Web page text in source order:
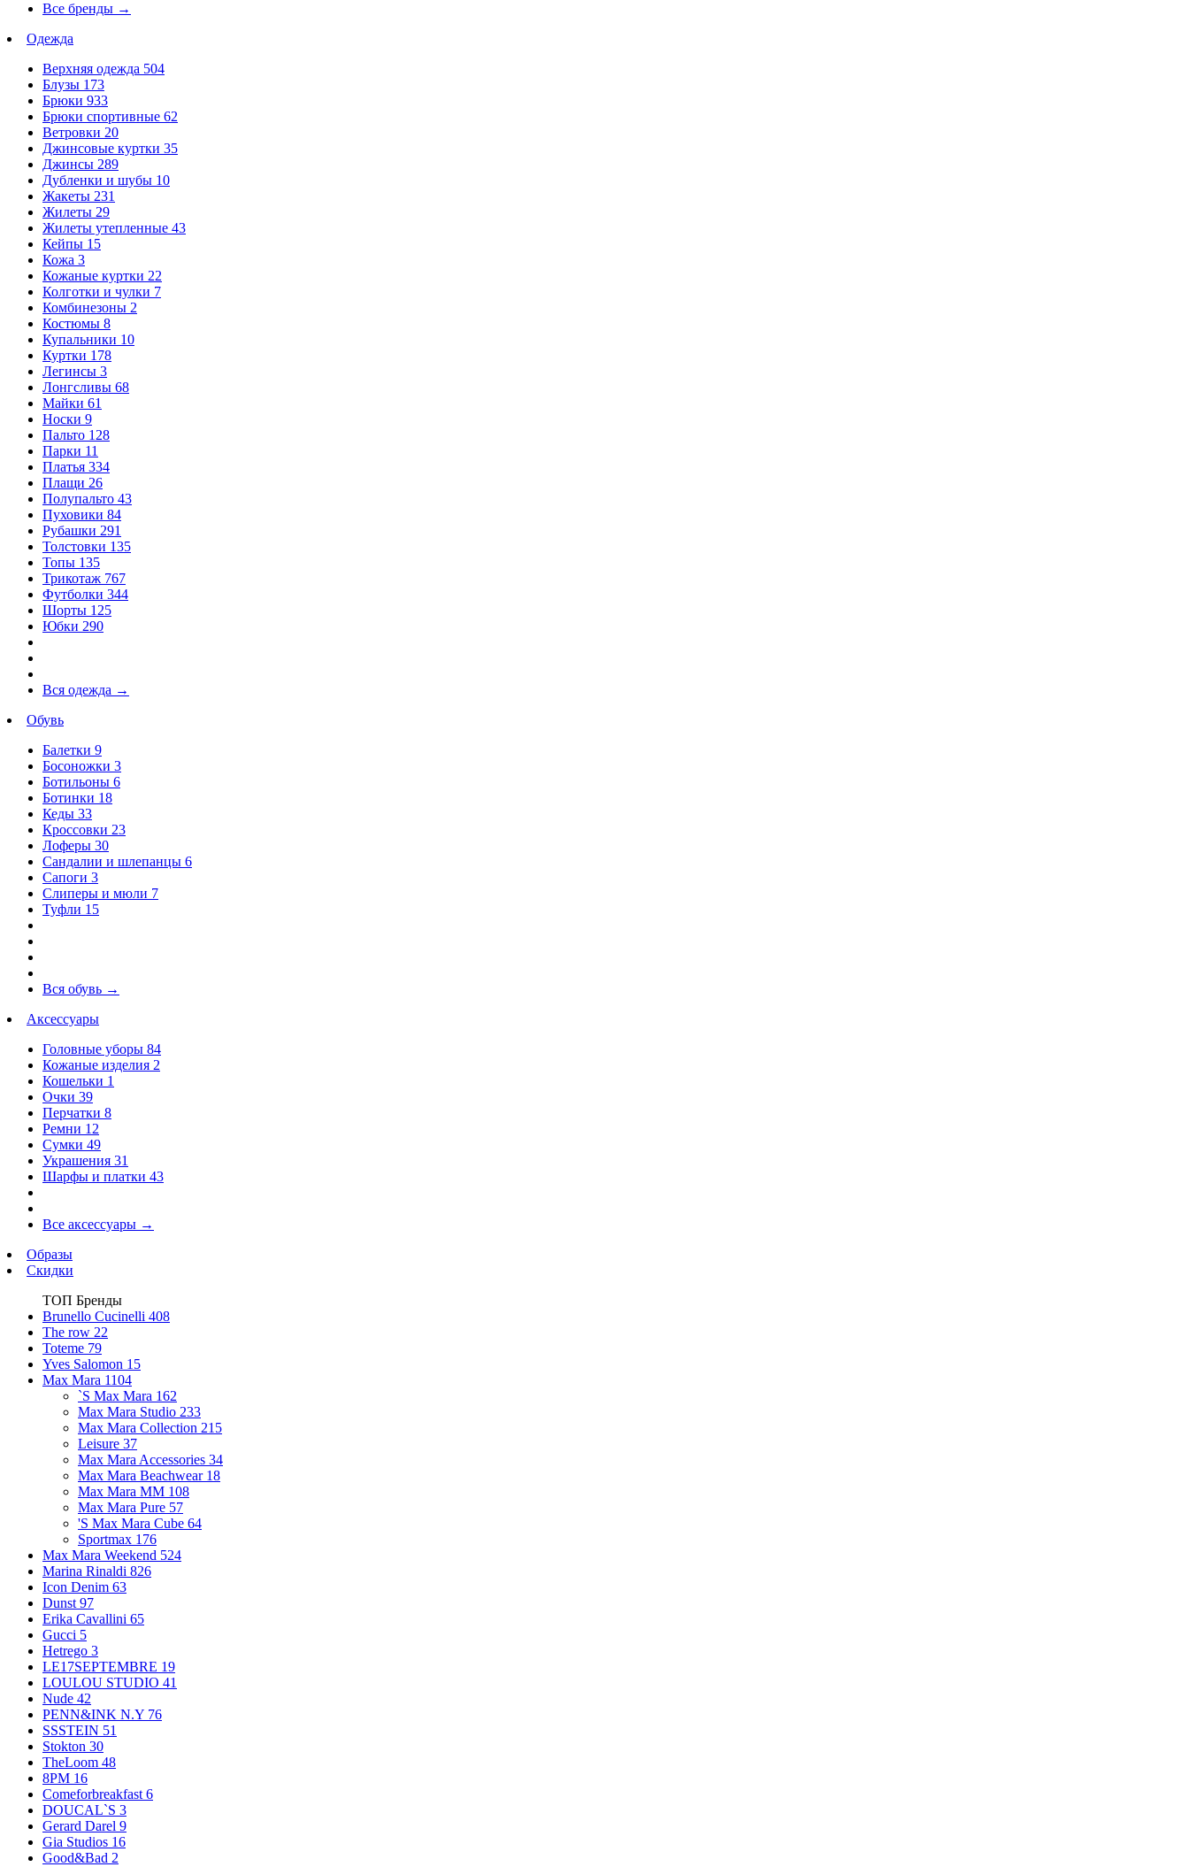
Все бренды →
Одежда
Верхняя одежда 504
Блузы 173
Брюки 933
Брюки спортивные 62
Ветровки 20
Джинсовые куртки 35
Джинсы 289
Дубленки и шубы 10
Жакеты 231
Жилеты 29
Жилеты утепленные 43
Кейпы 15
Кожа 3
Кожаные куртки 22
Колготки и чулки 7
Комбинезоны 2
Костюмы 8
Купальники 10
Куртки 178
Легинсы 3
Лонгсливы 68
Майки 61
Носки 9
Пальто 128
Парки 11
Платья 334
Плащи 26
Полупальто 43
Пуховики 84
Рубашки 291
Толстовки 135
Топы 135
Трикотаж 767
Футболки 344
Шорты 125
Юбки 290
Вся одежда →
Обувь
Балетки 9
Босоножки 3
Ботильоны 6
Ботинки 18
Кеды 33
Кроссовки 23
Лоферы 30
Сандалии и шлепанцы 6
Сапоги 3
Слиперы и мюли 7
Туфли 15
Вся обувь →
Аксессуары
Головные уборы 84
Кожаные изделия 2
Кошельки 1
Очки 39
Перчатки 8
Ремни 12
Сумки 49
Украшения 31
Шарфы и платки 43
Все аксессуары →
Образы
Скидки
ТОП Бренды
Brunello Cucinelli 408
The row 22
Toteme 79
Yves Salomon 15
Max Mara 1104
`S Max Mara 162
Max Mara Studio 233
Max Mara Collection 215
Leisure 37
Max Mara Accessories 34
Max Mara Beachwear 18
Max Mara MM 108
Max Mara Pure 57
'S Max Mara Cube 64
Sportmax 176
Max Mara Weekend 524
Marina Rinaldi 826
Icon Denim 63
Dunst 97
Erika Cavallini 65
Gucci 5
Hetrego 3
LE17SEPTEMBRE 19
LOULOU STUDIO 41
Nude 42
PENN&INK N.Y 76
SSSTEIN 51
Stokton 30
TheLoom 48
8PM 16
Comeforbreakfast 6
DOUCAL`S 3
Gerard Darel 9
Gia Studios 16
Good&Bad 2